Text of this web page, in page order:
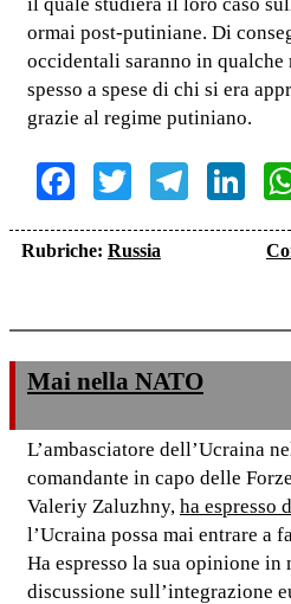
ormai post-putiniane. Di
occidentali saranno in qualche
spesso a spese di chi si era
grazie al regime putiniano.
Facebook
Twitter
Rubriche: Russia
Mai nella NATO
L’ambasciatore dell’Ucraina
comandante in capo delle
Valeriy Zaluzhny, ha espresso
l’Ucraina possa mai entrare a
Ha espresso la sua opinione in
discussione sull’integrazione